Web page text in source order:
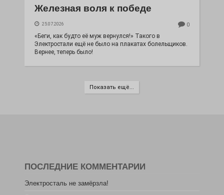
Железная воля к победе
25.07.2026 0
«Беги, как будто её муж вернулся!» Такого в
Электростали ещё не было на плакатах болельщиков.
Вернее, теперь было!
Показать ещё...
ПОСЛЕДНИЕ КОММЕНТАРИИ
Электросталь не замёрзла!